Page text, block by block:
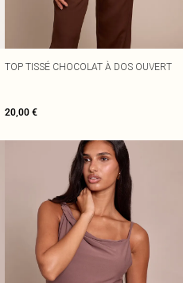
TOP TISSÉ CHOCOLAT À DOS OUVERT
20,00 €